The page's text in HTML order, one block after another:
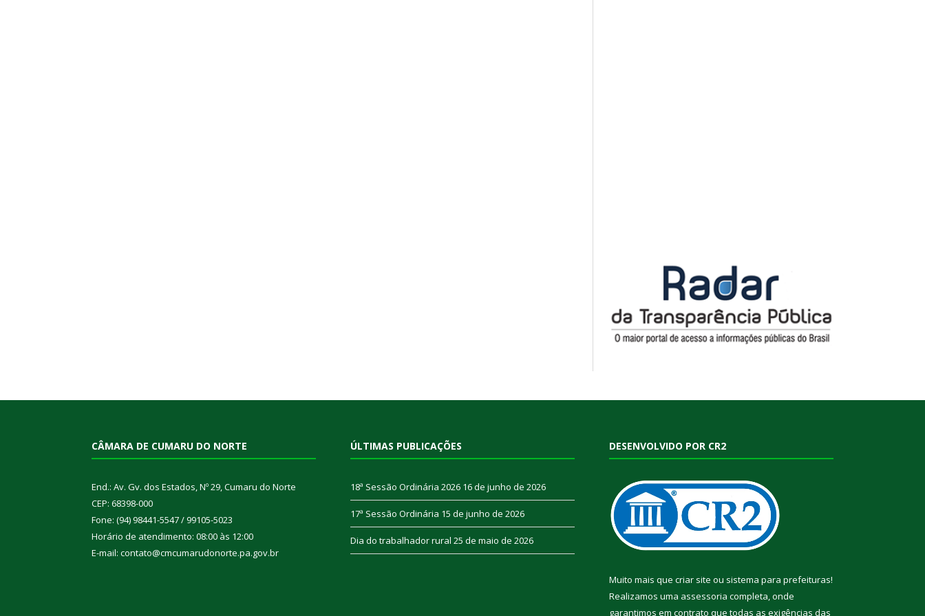
CÂMARA DE CUMARU DO NORTE
End.: Av. Gv. dos Estados, Nº 29, Cumaru do Norte
CEP: 68398-000
Fone: (94) 98441-5547 / 99105-5023
Horário de atendimento: 08:00 às 12:00
E-mail: contato@cmcumarudonorte.pa.gov.br
ÚLTIMAS PUBLICAÇÕES
18ª Sessão Ordinária 2026 16 de junho de 2026
17ª Sessão Ordinária 15 de junho de 2026
Dia do trabalhador rural 25 de maio de 2026
DESENVOLVIDO POR CR2
Muito mais que criar site ou sistema para prefeituras!
Realizamos uma assessoria completa, onde
garantimos em contrato que todas as exigências das